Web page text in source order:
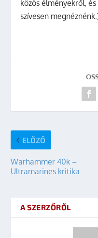
közös élményekről,
szívesen
ELŐZŐ
Warhammer 40k –
Ultramarines kritika
A SZERZŐRŐL